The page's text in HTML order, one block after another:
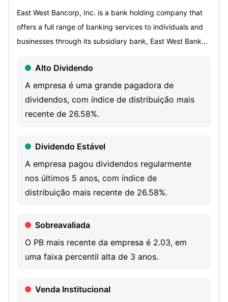
East West Bancorp, Inc. is a bank holding company that
offers a full range of banking services to individuals and
businesses through its subsidiary bank, East West Bank
Banking, Commercial Banking, and Treasury and Other.
The Consumer and Business Banking segment provides
financial products and services to consumer and
commercial customers through its domestic branch
offers consumer and commercial deposits, mortgage and
Commercial Banking segment generates commercial loans
and deposits. Commercial loan products include
construction finance, commercial business lending,
credit, and others. Commercial deposit products and
other financial services include treasury management,
foreign exchange services, interest rate, and commodity
Alto Dividendo
A empresa é uma grande pagadora de
dividendos, com índice de distribuição mais
recente de 26.58%.
Dividendo Estável
A empresa pagou dividendos regularmente
nos últimos 5 anos, com índice de
distribuição mais recente de 26.58%.
Sobreavaliada
O PB mais recente da empresa é 2.03, em
uma faixa percentil alta de 3 anos.
Venda Institucional